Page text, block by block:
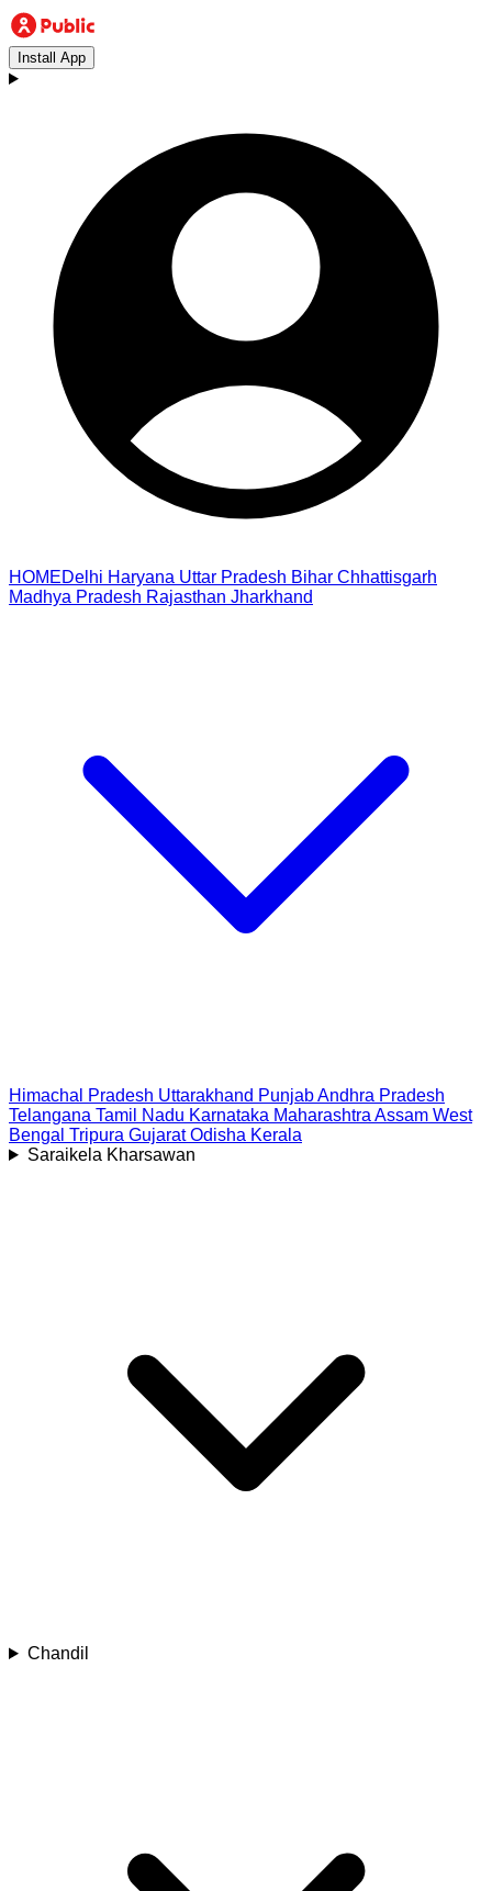
Install App
HOMEDelhi Haryana Uttar Pradesh Bihar Chhattisgarh
Madhya Pradesh Rajasthan Jharkhand
Himachal Pradesh Uttarakhand PunjabAndhra Pradesh
Telangana Tamil Nadu Karnataka Maharashtra Assam West
Bengal Tripura Gujarat Odisha Kerala
Saraikela Kharsawan
Chandil